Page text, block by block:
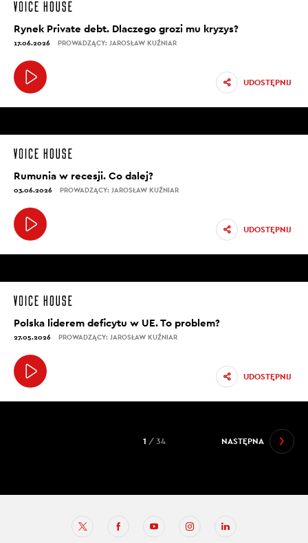
Rynek Private debt. Dlaczego grozi mu kryzys?
17.06.2026 PROWADZĄCY: JAROSŁAW KUŹNIAR
UDOSTĘPNIJ
Rumunia w recesji. Co dalej?
03.06.2026 PROWADZĄCY: JAROSŁAW KUŹNIAR
UDOSTĘPNIJ
Polska liderem deficytu w UE. To problem?
27.05.2026 PROWADZĄCY: JAROSŁAW KUŹNIAR
UDOSTĘPNIJ
NASTĘPNA
1 / 34